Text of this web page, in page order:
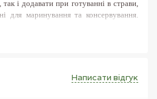
і додавати при готуванні в страви,
для маринування та консервування.
плода.
вмісту антоціанів. Ці речовини вкрай
Вони зміцнюють імунну систему, зір і
Написати вiдгук